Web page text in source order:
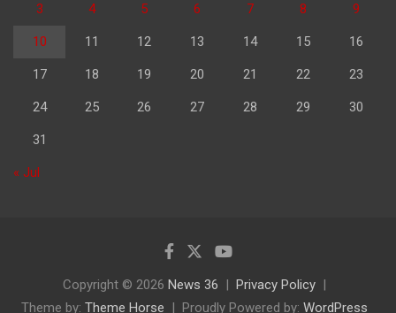
3 4 5 6 7 8 9
10 11 12 13 14 15 16
17 18 19 20 21 22 23
24 25 26 27 28 29 30
31
« Jul
Copyright © 2026 News 36
Privacy Policy
Theme by: Theme Horse Proudly Powered by: WordPress